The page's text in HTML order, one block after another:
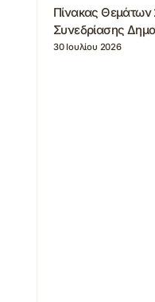
Πίνακας
Συνεδρίασης
30 Ιουλίου 2026